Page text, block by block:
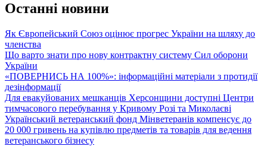
Останні новини
Як Європейський Союз оцінює прогрес України на шляху до
членства
Що варто знати про нову контрактну систему Сил оборони
України
«ПОВЕРНИСЬ НА 100%»: інформаційні матеріали з протидії
дезінформації
Для евакуйованих мешканців Херсонщини доступні Центри
тимчасового перебування у Кривому Розі та Миколаєві
Український ветеранський фонд Мінветеранів компенсує до
20 000 гривень на купівлю предметів та товарів для ведення
ветеранського бізнесу